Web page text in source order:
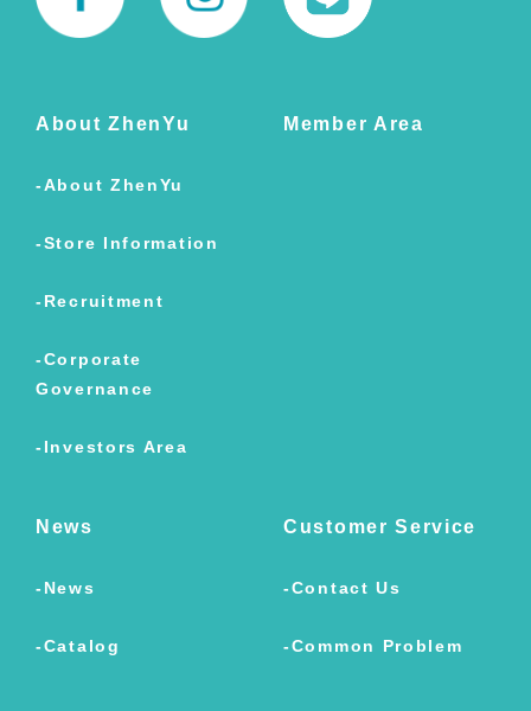
About ZhenYu
About ZhenYu
Store Information
Recruitment
Corporate
Governance
Investors Area
Member Area
News
News
Catalog
Customer Service
Contact Us
Common Problem